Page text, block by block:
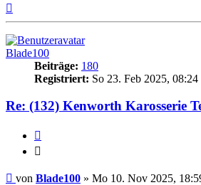
Blade100
Beiträge: 180
Registriert: So 23. Feb 2025, 08:24
Re: (132) Kenworth Karosserie
Beitrag
von Blade100 » Mo 10. Nov 2025,